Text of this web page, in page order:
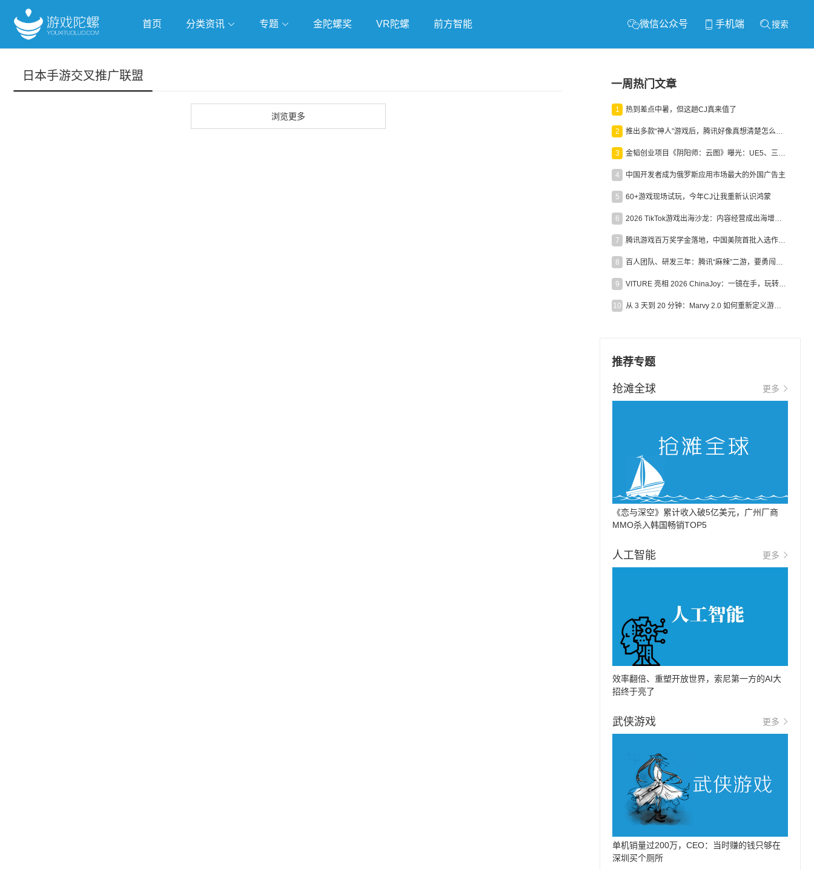
首页 分类资讯 专题
跨界Talk
金陀螺奖 VR陀螺 前方智能 微信公众号 手机端 搜索
日本手游交叉推广联盟
浏览更多
一周热门文章
1 热到差点中暑，但这趟CJ真来值了
2 推出多款“神人”游戏后，腾讯好像真想清楚怎么做二次元了
3 金韬创业项目《阴阳师：云图》曝光：UE5、三端互通、ARPG
4 中国开发者成为俄罗斯应用市场最大的外国广告主
5 60+游戏现场试玩，今年CJ让我重新认识鸿蒙
6 2026 TikTok游戏出海沙龙：内容经营成出海增长新引擎
7 腾讯游戏百万奖学金落地，中国美院首批入选作品获业内关注
8 百人团队、研发三年：腾讯“麻辣”二游，要勇闯男性恋爱市场
9 VITURE 亮相 2026 ChinaJoy：一镜在手，玩转全场！
10 从 3 天到 20 分钟：Marvy 2.0 如何重新定义游戏出海营销效率？
推荐专题
抢滩全球 更多
《恋与深空》累计收入破5亿美元，广州厂商
MMO杀入韩国畅销TOP5
人工智能 更多
效率翻倍、重塑开放世界，索尼第一方的AI大
招终于亮了
武侠游戏 更多
单机销量过200万，CEO：当时赚的钱只够在
深圳买个厕所